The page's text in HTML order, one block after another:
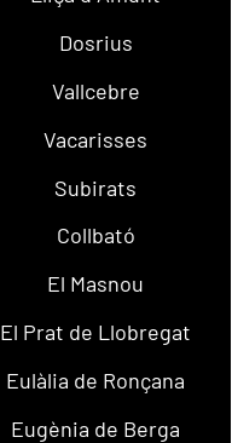
Dosrius
Vallcebre
Vacarisses
Subirats
Collbató
El Masnou
El Prat de Llobregat
Eulàlia de Ronçana
Eugènia de Berga